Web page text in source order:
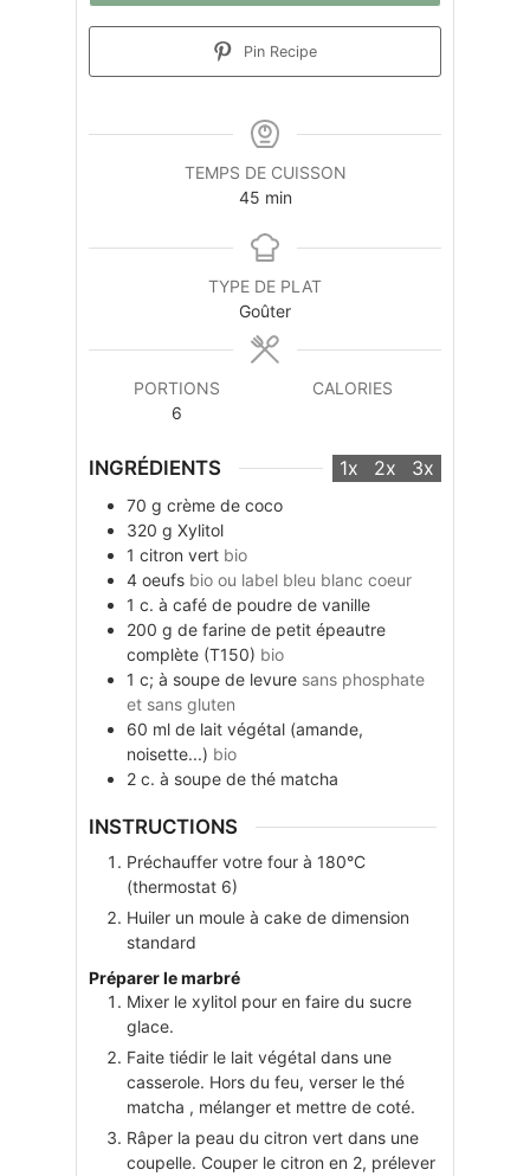
Pin Recipe
TEMPS DE CUISSON
45minutes
min
TYPE DE PLAT
Goûter
PORTIONS
6
CALORIES
INGRÉDIENTS 1x 2x 3x
70 g crème de coco
320g Xylitol
1 citron vert bio
4 oeufs bio ou label bleu blanc coeur
1 c. à café de poudre de vanille
200 g de farine de petit épeautre
complète (T150) bio
1 c; à soupe de levure sans phosphate
et sans gluten
60 ml de lait végétal (amande,
noisette...) bio
2 c. à soupe de thé matcha
INSTRUCTIONS
Préchauffer votre four à 180°C
(thermostat 6)
Huiler un moule à cake de dimension
standard
Préparer le marbré
Mixer le xylitol pour en faire du sucre
glace.
Faite tiédir le lait végétal dans une
casserole. Hors du feu, verser le thé
matcha , mélanger et mettre de coté.
Râper la peau du citron vert dans une
coupelle. Couper le citron en 2, prélever